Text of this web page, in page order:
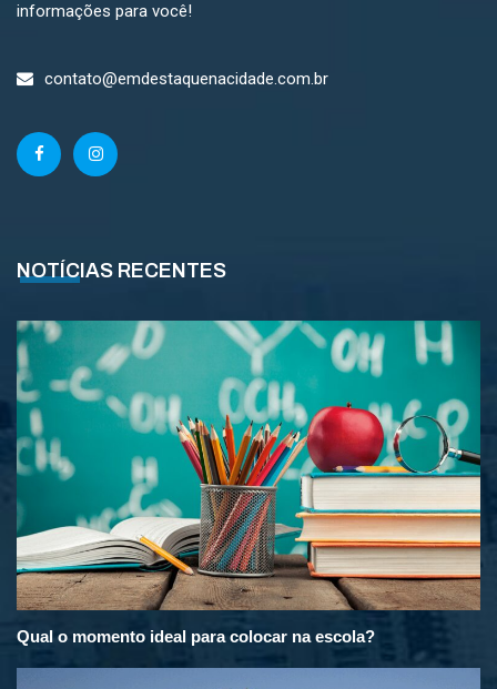
informações para você!
contato@emdestaquenacidade.com.br
NOTÍCIAS RECENTES
Qual o momento ideal para colocar na escola?